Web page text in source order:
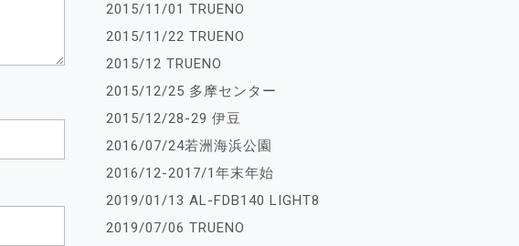
2015/11/01 TRUENO
2015/11/22 TRUENO
2015/12 TRUENO
2015/12/25 多摩センター
2015/12/28-29 伊豆
2016/07/24若洲海浜公園
2016/12-2017/1年末年始
2019/01/13 AL-FDB140 LIGHT8
2019/07/06 TRUENO